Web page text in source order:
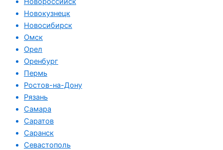
Новокузнецк
Новосибирск
Омск
Орел
Оренбург
Пермь
Ростов-на-Дону
Рязань
Самара
Саратов
Саранск
Севастополь